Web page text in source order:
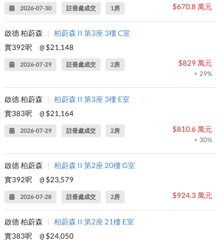
2026-07-30 註冊處成交 1房 $670.8 萬元
啟德 柏蔚森 |
柏蔚森 II 第3座 3樓 C室
實392呎
@ $21,148
2026-07-29 註冊處成交 2房 $829 萬元
+ 29%
啟德 柏蔚森 |
柏蔚森 II 第3座 3樓 E室
實383呎
@ $21,164
2026-07-29 註冊處成交 2房 $810.6 萬元
+ 30%
啟德 柏蔚森 |
柏蔚森 II 第2座 20樓 G室
實392呎
@ $23,579
2026-07-28 註冊處成交 2房 $924.3 萬元
啟德 柏蔚森 |
柏蔚森 II 第2座 21樓 E室
實383呎
@ $24,050